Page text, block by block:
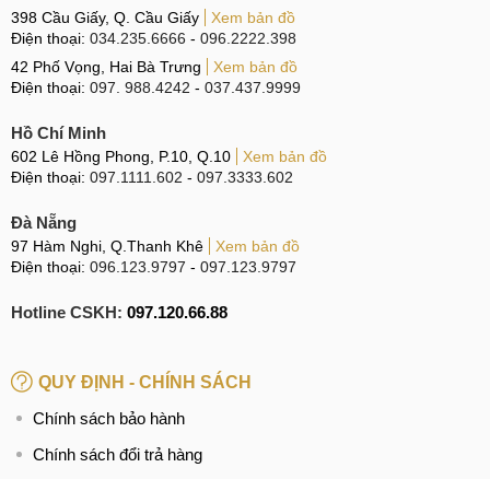
398 Cầu Giấy, Q. Cầu Giấy
Xem bản đồ
Điện thoại: 034.235.6666 - 096.2222.398
42 Phố Vọng, Hai Bà Trưng
Xem bản đồ
Điện thoại: 097. 988.4242 - 037.437.9999
Hồ Chí Minh
602 Lê Hồng Phong, P.10, Q.10
Xem bản đồ
Điện thoại: 097.1111.602 - 097.3333.602
Đà Nẵng
97 Hàm Nghi, Q.Thanh Khê
Xem bản đồ
Điện thoại: 096.123.9797 - 097.123.9797
Hotline CSKH: 097.120.66.88
QUY ĐỊNH - CHÍNH SÁCH
Chính sách bảo hành
Chính sách đổi trả hàng